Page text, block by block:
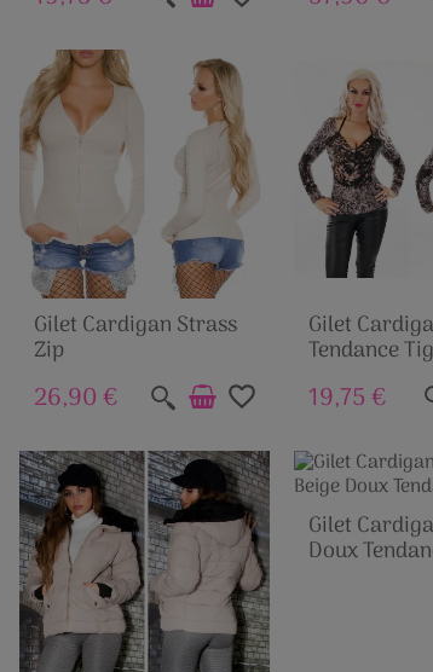
Gilet Cardigan Strass
Zip
26,90 € favorite_border
Gilet
Tendance
19,75 €
Gilet
Doux